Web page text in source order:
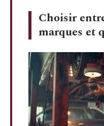
Choisir
marques et